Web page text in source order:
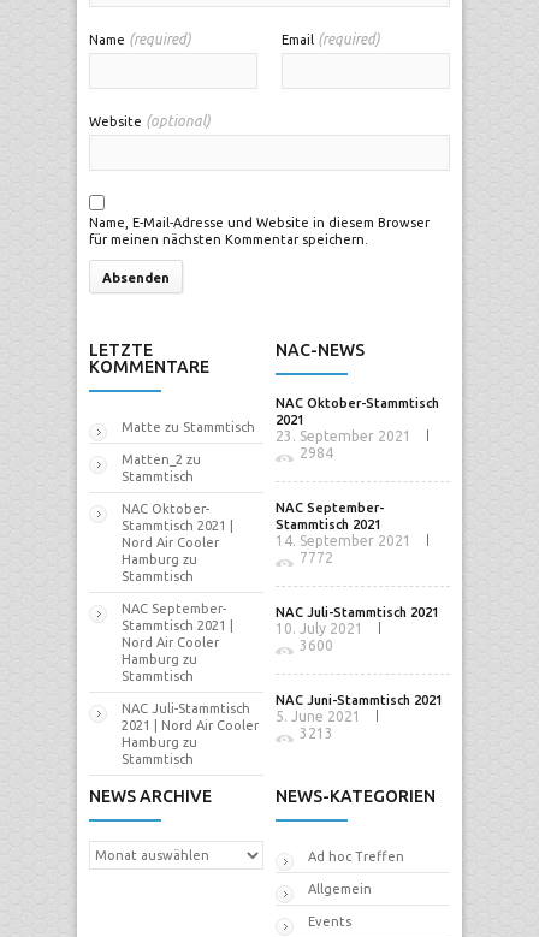
Name (required) Email (required)
Website (optional)
Name, E-Mail-Adresse und Website in diesem Browser
für meinen nächsten Kommentar speichern.
LETZTE
KOMMENTARE
Matte zu Stammtisch
Matten_2 zu
Stammtisch
NAC Oktober-
Stammtisch 2021 |
Nord Air Cooler
Hamburg zu
Stammtisch
NAC September-
Stammtisch 2021 |
Nord Air Cooler
Hamburg zu
Stammtisch
NAC Juli-Stammtisch
2021 | Nord Air Cooler
Hamburg zu
Stammtisch
NAC-NEWS
NAC Oktober-Stammtisch
2021
23. September 2021
2984
NAC September-
Stammtisch 2021
14. September 2021
7772
NAC Juli-Stammtisch 2021
10. July 2021
3600
NAC Juni-Stammtisch 2021
5. June 2021
3213
NEWS ARCHIVE
News
Archive
NEWS-KATEGORIEN
Ad hoc Treffen
Allgemein
Events